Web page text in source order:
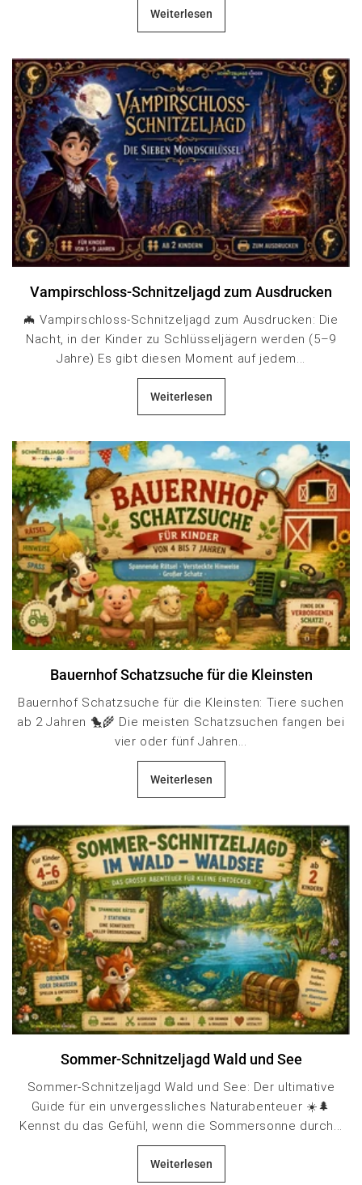
Weiterlesen
Vampirschloss-Schnitzeljagd zum Ausdrucken
🦇 Vampirschloss-Schnitzeljagd zum Ausdrucken: Die
Nacht, in der Kinder zu Schlüsseljägern werden (5–9
Jahre) Es gibt diesen Moment auf jedem...
Weiterlesen
Bauernhof Schatzsuche für die Kleinsten
Bauernhof Schatzsuche für die Kleinsten: Tiere suchen
ab 2 Jahren 🐤🌾 Die meisten Schatzsuchen fangen bei
vier oder fünf Jahren...
Weiterlesen
Sommer-Schnitzeljagd Wald und See
Sommer-Schnitzeljagd Wald und See: Der ultimative
Guide für ein unvergessliches Naturabenteuer ☀️🌲
Kennst du das Gefühl, wenn die Sommersonne durch...
Weiterlesen